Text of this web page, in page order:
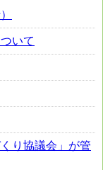
いて
り協議会」が管